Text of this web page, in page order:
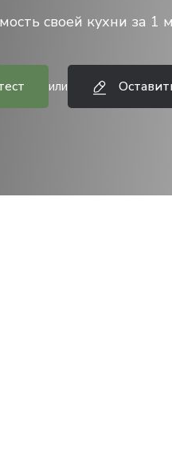
своей кухни за 1
или